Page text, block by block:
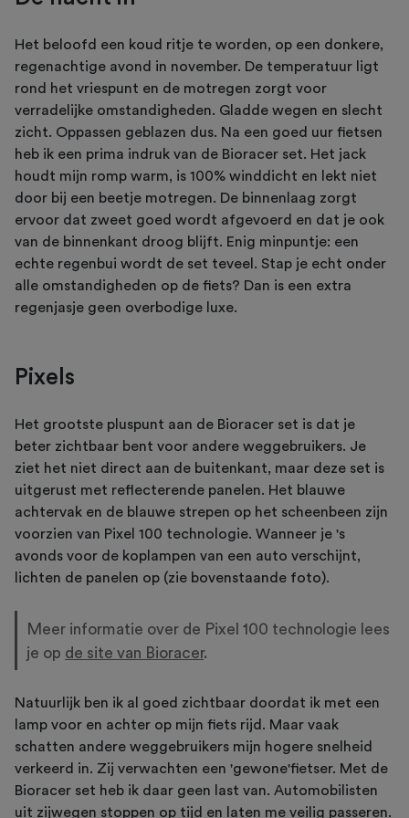
Het beloofd een koud ritje te worden, op een donkere,
regenachtige avond in november. De temperatuur ligt
rond het vriespunt en de motregen zorgt voor
verradelijke omstandigheden. Gladde wegen en slecht
zicht. Oppassen geblazen dus. Na een goed uur fietsen
heb ik een prima indruk van de Bioracer set. Het jack
houdt mijn romp warm, is 100% winddicht en lekt niet
door bij een beetje motregen. De binnenlaag zorgt
ervoor dat zweet goed wordt afgevoerd en dat je ook
van de binnenkant droog blijft. Enig minpuntje: een
echte regenbui wordt de set teveel. Stap je echt onder
alle omstandigheden op de fiets? Dan is een extra
regenjasje geen overbodige luxe.
Pixels
Het grootste pluspunt aan de Bioracer set is dat je
beter zichtbaar bent voor andere weggebruikers. Je
ziet het niet direct aan de buitenkant, maar deze set is
uitgerust met reflecterende panelen. Het blauwe
achtervak en de blauwe strepen op het scheenbeen zijn
voorzien van Pixel 100 technologie. Wanneer je 's
avonds voor de koplampen van een auto verschijnt,
lichten de panelen op (zie bovenstaande foto).
Meer informatie over de Pixel 100 technologie lees
je op de site van Bioracer.
Natuurlijk ben ik al goed zichtbaar doordat ik met een
lamp voor en achter op mijn fiets rijd. Maar vaak
schatten andere weggebruikers mijn hogere snelheid
verkeerd in. Zij verwachten een 'gewone'fietser. Met de
Bioracer set heb ik daar geen last van. Automobilisten
uit zijwegen stoppen op tijd en laten me veilig passeren.